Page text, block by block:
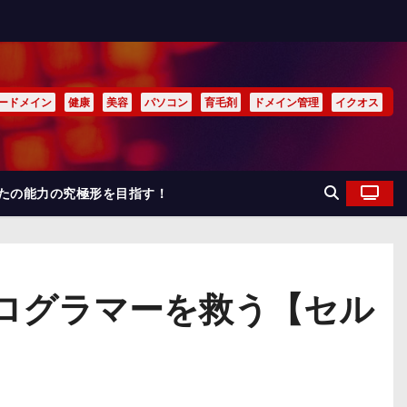
ドメイン 健康 美容 パソコン 育毛剤 ドメイン管理 イクオス
の能力の究極形を目指す！
グラマーを救う【セル